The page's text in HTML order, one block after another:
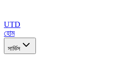
UTD
হোম
সার্ভিস